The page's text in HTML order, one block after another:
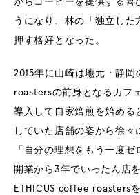
がらコーヒーを提供する喜
うになり、林の「独立した
押す格好となった。
2015年に山崎は地元・静
roastersの前身となるカフ
導入して自家焙煎を始める
していた店舗の姿から徐々
「自分の理想をもう一度
開業から3年でいったん店
ETHICUS coffee roasters